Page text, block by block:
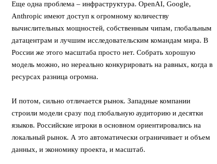
Еще одна проблема – инфраструктура. OpenAI, Google,
Anthropic имеют доступ к огромному количеству
вычислительных мощностей, собственным чипам, глобальным
датацентрам и лучшим исследовательским командам мира. В
России же этого масштаба просто нет. Собрать хорошую
модель можно, но нереально конкурировать на равных, когда в
ресурсах разница огромна.
И потом, сильно отличается рынок. Западные компании
строили модели сразу под глобальную аудиторию и десятки
языков. Российские игроки в основном ориентировались на
локальный рынок. А это автоматически ограничивает и объем
данных, и экономику проекта, и масштаб.